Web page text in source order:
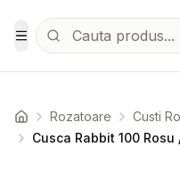
Sari la conținutul
Toggle Menu
Acasa Rozatoare
Custi
Cusca Rabbit 100